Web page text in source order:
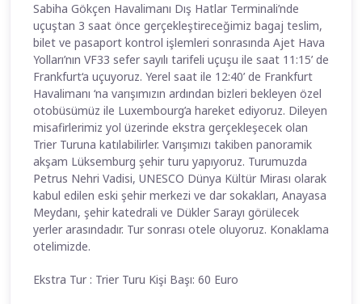
Sabiha Gökçen Havalimanı Dış Hatlar Terminali’nde
uçuştan 3 saat önce gerçekleştireceğimiz bagaj teslim,
bilet ve pasaport kontrol işlemleri sonrasında Ajet Hava
Yolları’nın VF33 sefer sayılı tarifeli uçuşu ile saat 11:15’ de
Frankfurt‘a uçuyoruz. Yerel saat ile 12:40’ de Frankfurt
Havalimanı ‘na varışımızın ardından bizleri bekleyen özel
otobüsümüz ile Luxembourg’a hareket ediyoruz. Dileyen
misafirlerimiz yol üzerinde ekstra gerçekleşecek olan
Trier Turuna katılabilirler. Varışımızı takiben panoramik
akşam Lüksemburg şehir turu yapıyoruz. Turumuzda
Petrus Nehri Vadisi, UNESCO Dünya Kültür Mirası olarak
kabul edilen eski şehir merkezi ve dar sokakları, Anayasa
Meydanı, şehir katedrali ve Dükler Sarayı görülecek
yerler arasındadır. Tur sonrası otele oluyoruz. Konaklama
otelimizde.
Ekstra Tur : Trier Turu Kişi Başı: 60 Euro